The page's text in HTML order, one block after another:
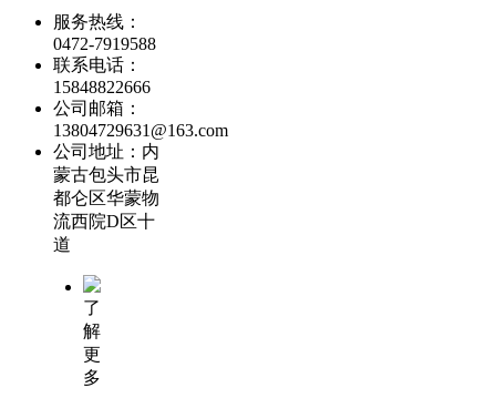
服务热线：
0472-7919588
联系电话：
15848822666
公司邮箱：
13804729631@163.com
公司地址：内
蒙古包头市昆
都仑区华蒙物
流西院D区十
道
了
解
更
多